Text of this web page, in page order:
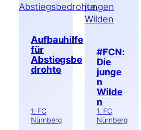
Aufbauhilfe
für
Abstiegsbe
drohte
1. FC
Nürnberg
#FCN:
Die
junge
n
Wilde
n
1. FC
Nürnberg